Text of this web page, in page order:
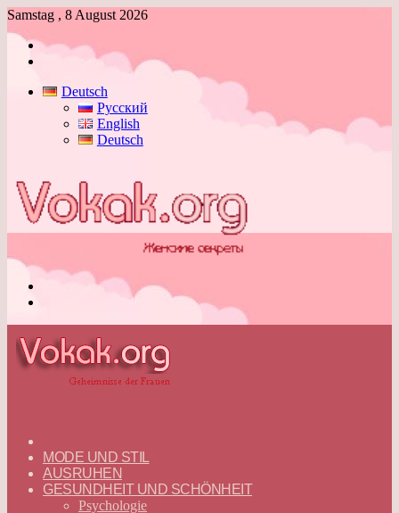
Samstag , 8 August 2026
Anmelden
Deutsch
Русский
English
Deutsch
—
DEUTSCH
MODE UND STIL
AUSRUHEN
GESUNDHEIT UND SCHÖNHEIT
Psychologie